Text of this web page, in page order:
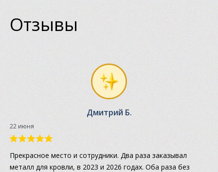
Отзывы
Дмитрий Б.
22 июня
Прекрасное место и сотрудники. Два раза заказывал
металл для кровли, в 2023 и 2026 годах. Оба раза без